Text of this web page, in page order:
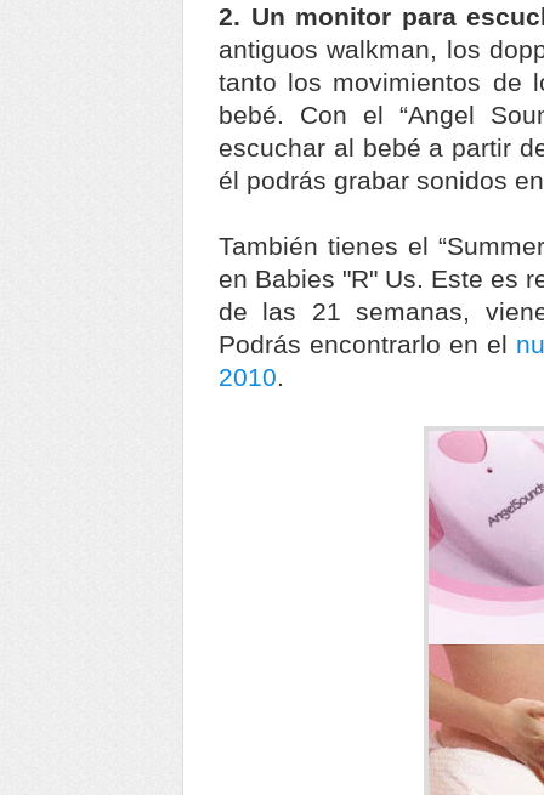
2. Un monitor para
antiguos walkman, los
tanto los movimientos de
bebé. Con el “Angel
escuchar al bebé a partir
él podrás grabar sonidos
También tienes el
en Babies "R" Us. Este es
de las 21 semanas,
Podrás encontrarlo en el
2010.